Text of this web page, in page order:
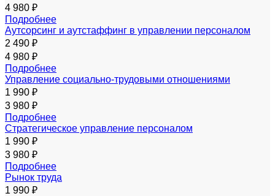
4 980 ₽
Подробнее
Аутсорсинг и аутстаффинг в управлении персоналом
2 490 ₽
4 980 ₽
Подробнее
Управление социально-трудовыми отношениями
1 990 ₽
3 980 ₽
Подробнее
Стратегическое управление персоналом
1 990 ₽
3 980 ₽
Подробнее
Рынок труда
1 990 ₽